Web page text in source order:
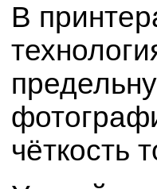
В
чёткость